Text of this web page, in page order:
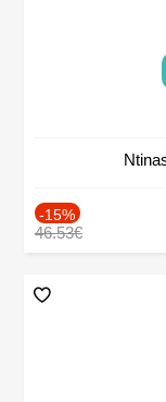
-15%
46.53€